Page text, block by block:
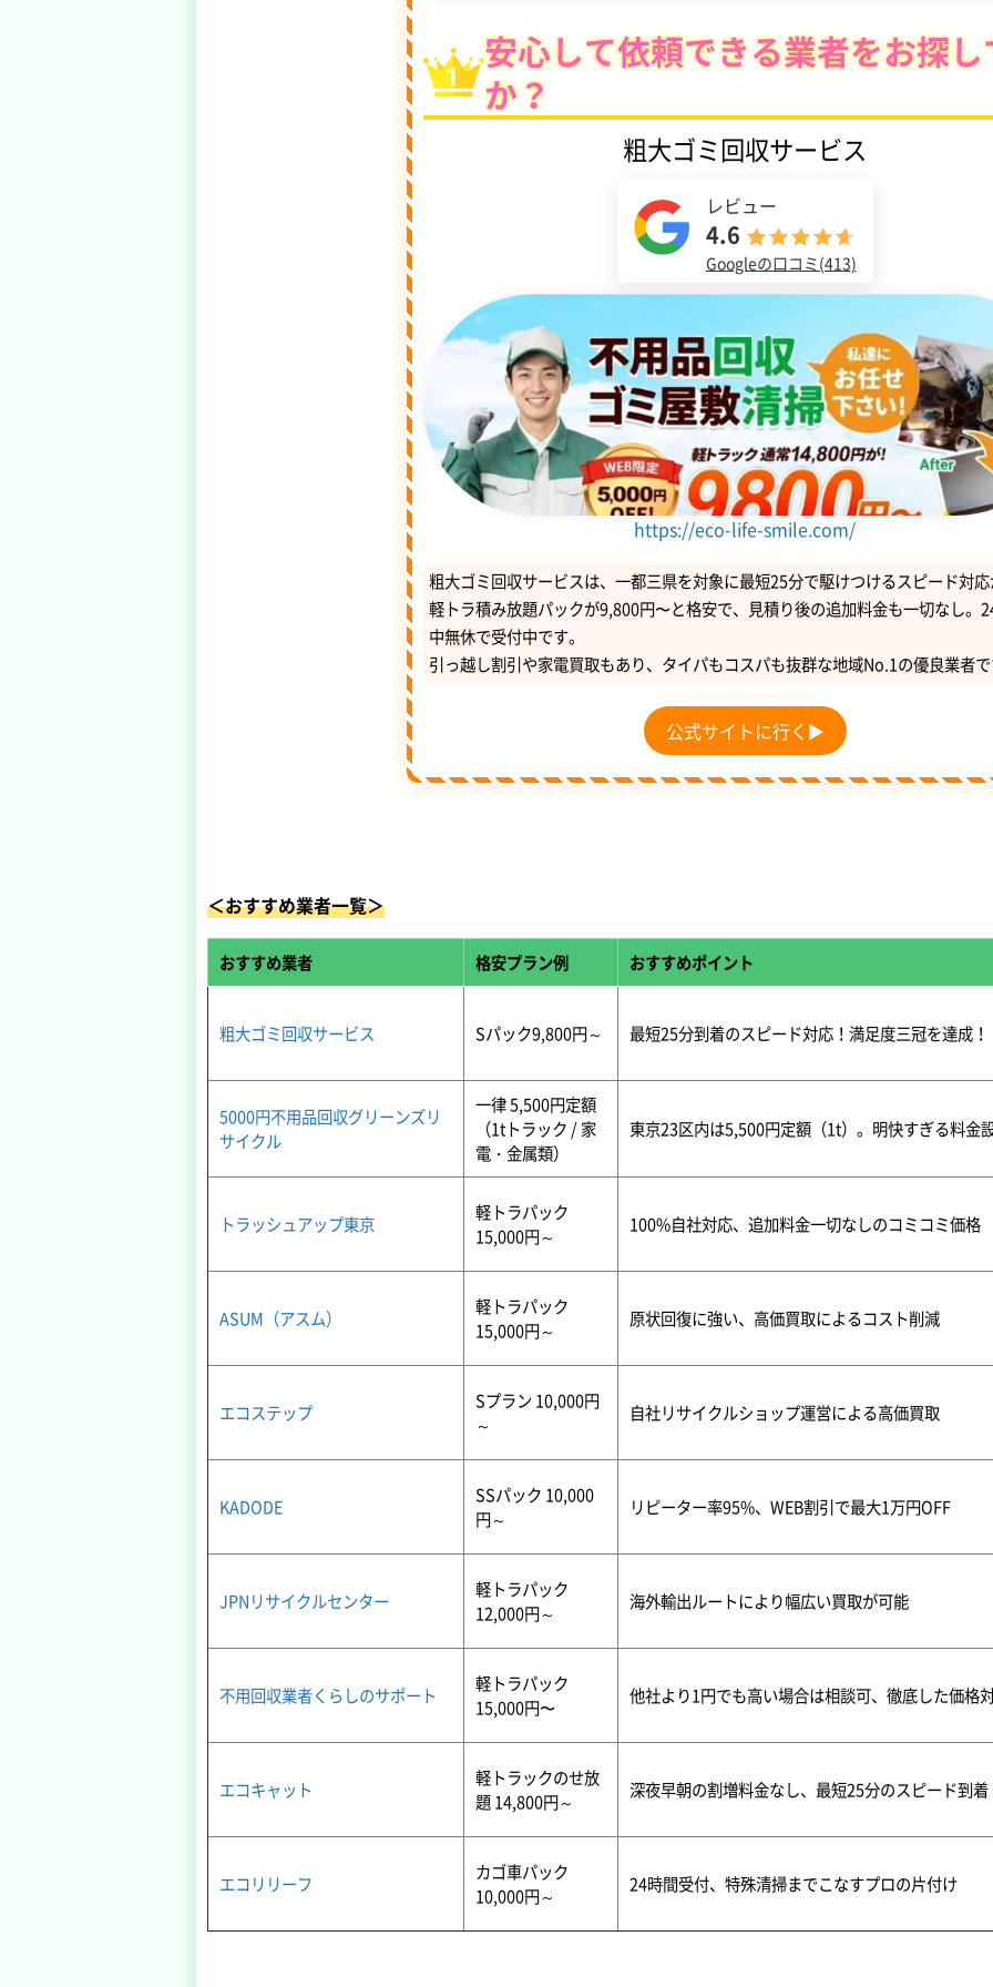
安心して依頼できる業者をお探
か？
粗大ゴミ回収サービス
レビュー
4.6
Googleの口コミ(413)
https://eco-life-smile.com/
粗大ゴミ回収サービスは、一都三県を対象に最短25分で駆けつけるスピード対
軽トラ積み放題パックが9,800円〜と格安で、見積り後の追加料金も一切なし。
中無休で受付中です。
引っ越し割引や家電買取もあり、タイパもコスパも抜群な地域No.1の優良業者
公式サイトに行く▶
＜おすすめ業者一覧＞
おすすめ業者 格安プラン例 おすすめポイント
粗大ゴミ回収サービス Sパック9,800円～ 最短25分到着のスピード対応！満足度三冠を達成！
5000円不用品回収グリーンズリ
サイクル
一律 5,500円定額
（1tトラック / 家
電・金属類）
東京23区内は5,500円定額（1t）。明快すぎる料金
トラッシュアップ東京
軽トラパック
15,000円～
100%自社対応、追加料金一切なしのコミコミ価格
ASUM（アスム）
軽トラパック
15,000円～
原状回復に強い、高価買取によるコスト削減
エコステップ
Sプラン 10,000円
～
自社リサイクルショップ運営による高価買取
KADODE
SSパック 10,000
円～
リピーター率95%、WEB割引で最大1万円OFF
JPNリサイクルセンター
軽トラパック
12,000円～
海外輸出ルートにより幅広い買取が可能
不用回収業者くらしのサポート
軽トラパック
15,000円〜
他社より1円でも高い場合は相談可、徹底した価格
エコキャット
軽トラックのせ放
題 14,800円～
深夜早朝の割増料金なし、最短25分のスピード到着
エコリリーフ
カゴ車パック
10,000円～
24時間受付、特殊清掃までこなすプロの片付け